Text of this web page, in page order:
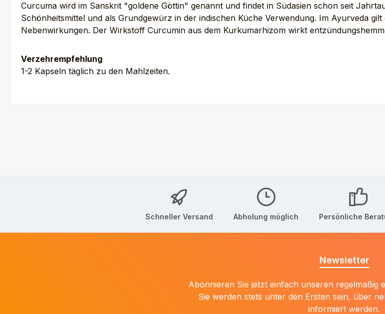
Curcuma wird im Sanskrit "goldene Göttin" genannt und findet in Südasien schon seit
Schönheitsmittel und als Grundgewürz in der indischen Küche Verwendung. Im Ayurveda
Nebenwirkungen. Der Wirkstoff Curcumin aus dem Kurkumarhizom wirkt
Verzehrempfehlung
1-2 Kapseln täglich zu den Mahlzeiten.
Schneller Versand Abholung möglich Persönliche
Newsletter
Abonnieren Sie jetzt einfach unseren regelmäßig
Sie werden stets unter den Ersten sein, über
informiert werden.